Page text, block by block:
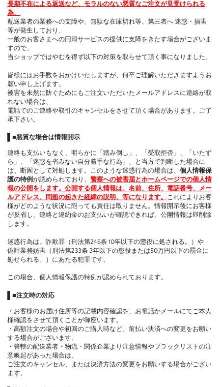
長期不在による返送など、モラルのない悪質なご注文が見受けられる
為、
配送業者の業務への支障や、無駄な在庫切れ等、第三者へ 迷惑・損害
等が発生しており、
一般のお客さまへの円滑サービスの提供に支障をきたす場合がございま
すので、
当ショップではやむを得ず以下の対策を取らせて頂く事になりました。
皆様にはお手数をおかけいたしますが、何卒ご理解いただきますようお
願い申し上げます。
被害を未然に防ぐためにもご注文いただいたメールアドレスに連絡が取
れない場合は、
電話でのご連絡や取引のキャンセルをさせて頂く場合があります。ご了
承下さい。
■悪質な場合は情報開示
連絡も支払いもなく、明らかに「踏み倒し」、「受取拒否」、「いたず
ら」、「迷惑を省みない自分勝手な行為」、と当方で判断した場合に
は、断固として対処します。このような迷惑行為の場合は、 個人情報保
護の特例が認められており、 警察への被害届とホームページでの個人情
報の公開をします。公開する個人情報は、名前、住所、電話番号、メー
ルアドレス、問題の起きた経緯の説明、等になります。 これによりお客
様がどのような状況に陥っても責任は取りません。情報開示後にお客様
が反省し、連絡と違約金のお支払いが確認できれば、公開情報は即削除
します。
迷惑行為は、詐欺罪（刑法第246条 10年以下の懲役に処される。）や
偽計業務妨害（刑法第233条 3年以下の懲役または50万円以下の罰金に
処せられる。）にあたる犯罪です。
この場合、個人情報保護の特例が認められております。
■注文時の対応
・お客様のお届け住所等の記載内容確認を、お電話かメールにてご本人
様確認をさせて頂くことが御座います。
・高額注文の場合や初回のご購入時など、前払い決済への変更をお願い
する場合がございます。
・管轄の配送業者・物流・関係企業より注意情報やブラックリストの注
意喚起があった場合は、
ご注文のキャンセル、または決済方法の変更をお願いする場合がござい
ます。